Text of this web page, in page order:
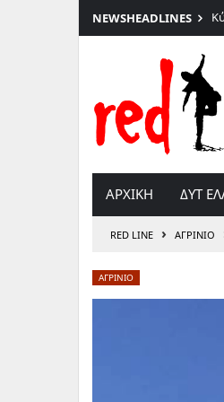
Μετάβαση
στο
περιεχόμενο
NEWSHEADLINES
ΑΡΧΙΚΗ ΔΥΤ
RED LINE › ΑΓΡΙΝΙΟ
ΑΓΡΙΝΙΟ